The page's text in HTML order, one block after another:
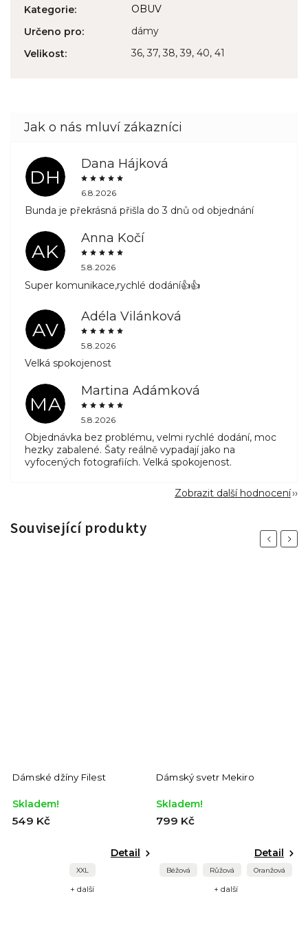
Kategorie:
OBUV
Určeno pro:
dámy
Velikost: 36, 37, 38, 39, 40, 41
DH
Dana Hájková
6.8.2026
Bunda je překrásná přišla do 3 dnů od objednání
AK
Anna Kočí
5.8.2026
Super komunikace,rychlé dodání👍👍
AV
Adéla Vilánková
5.8.2026
Velká spokojenost
MA
Martina Adámková
5.8.2026
Objednávka bez problému, velmi rychlé dodání, moc
hezky zabalené. Šaty reálně vypadají jako na
vyfocených fotografiích. Velká spokojenost.
Zobrazit další hodnocení
Související produkty
Previous
Dámské džíny Filest
Skladem!
549 Kč
Detail
XXL
+ další
Dámský svetr Mekiro
Skladem!
799 Kč
Detail
Béžová Růžová Oranžová
+ další
Next